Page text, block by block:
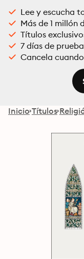
Lee y escucha
Más de 1 millón
Títulos
7 días de
Cancela
Inicio Títulos